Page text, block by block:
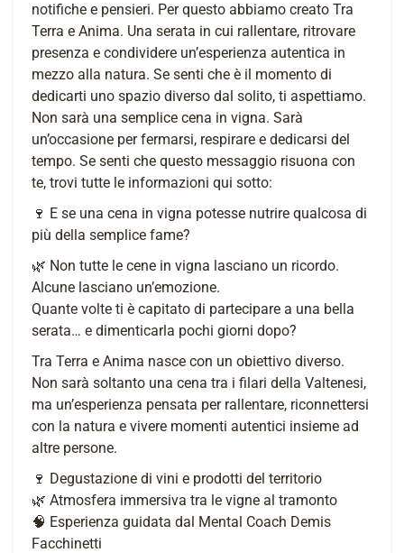
notifiche e pensieri. Per questo abbiamo creato Tra
Terra e Anima. Una serata in cui rallentare, ritrovare
presenza e condividere un’esperienza autentica in
mezzo alla natura. Se senti che è il momento di
dedicarti uno spazio diverso dal solito, ti aspettiamo.
Non sarà una semplice cena in vigna. Sarà
un’occasione per fermarsi, respirare e dedicarsi del
tempo. Se senti che questo messaggio risuona con
te, trovi tutte le informazioni qui sotto:
🍷 E se una cena in vigna potesse nutrire qualcosa di
più della semplice fame?
🌿 Non tutte le cene in vigna lasciano un ricordo.
Alcune lasciano un’emozione.
Quante volte ti è capitato di partecipare a una bella
serata… e dimenticarla pochi giorni dopo?
Tra Terra e Anima nasce con un obiettivo diverso.
Non sarà soltanto una cena tra i filari della Valtenesi,
ma un’esperienza pensata per rallentare, riconnettersi
con la natura e vivere momenti autentici insieme ad
altre persone.
🍷 Degustazione di vini e prodotti del territorio
🌿 Atmosfera immersiva tra le vigne al tramonto
🧠 Esperienza guidata dal Mental Coach Demis
Facchinetti